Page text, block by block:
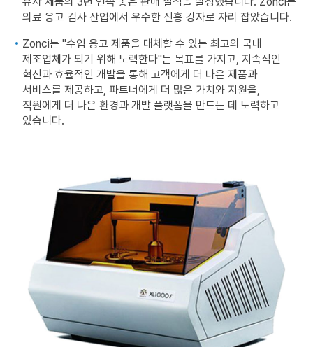
의료 응고 검사 산업에서 우수한 신흥 강자로 자리 잡았습니다.
Zonci는 "수입 응고 제품을 대체할 수 있는 최고의 국내
제조업체가 되기 위해 노력한다"는 목표를 가지고, 지속적인
혁신과 효율적인 개발을 통해 고객에게 더 나은 제품과
서비스를 제공하고, 파트너에게 더 많은 가치와 지원을,
직원에게 더 나은 환경과 개발 플랫폼을 만드는 데 노력하고
있습니다.